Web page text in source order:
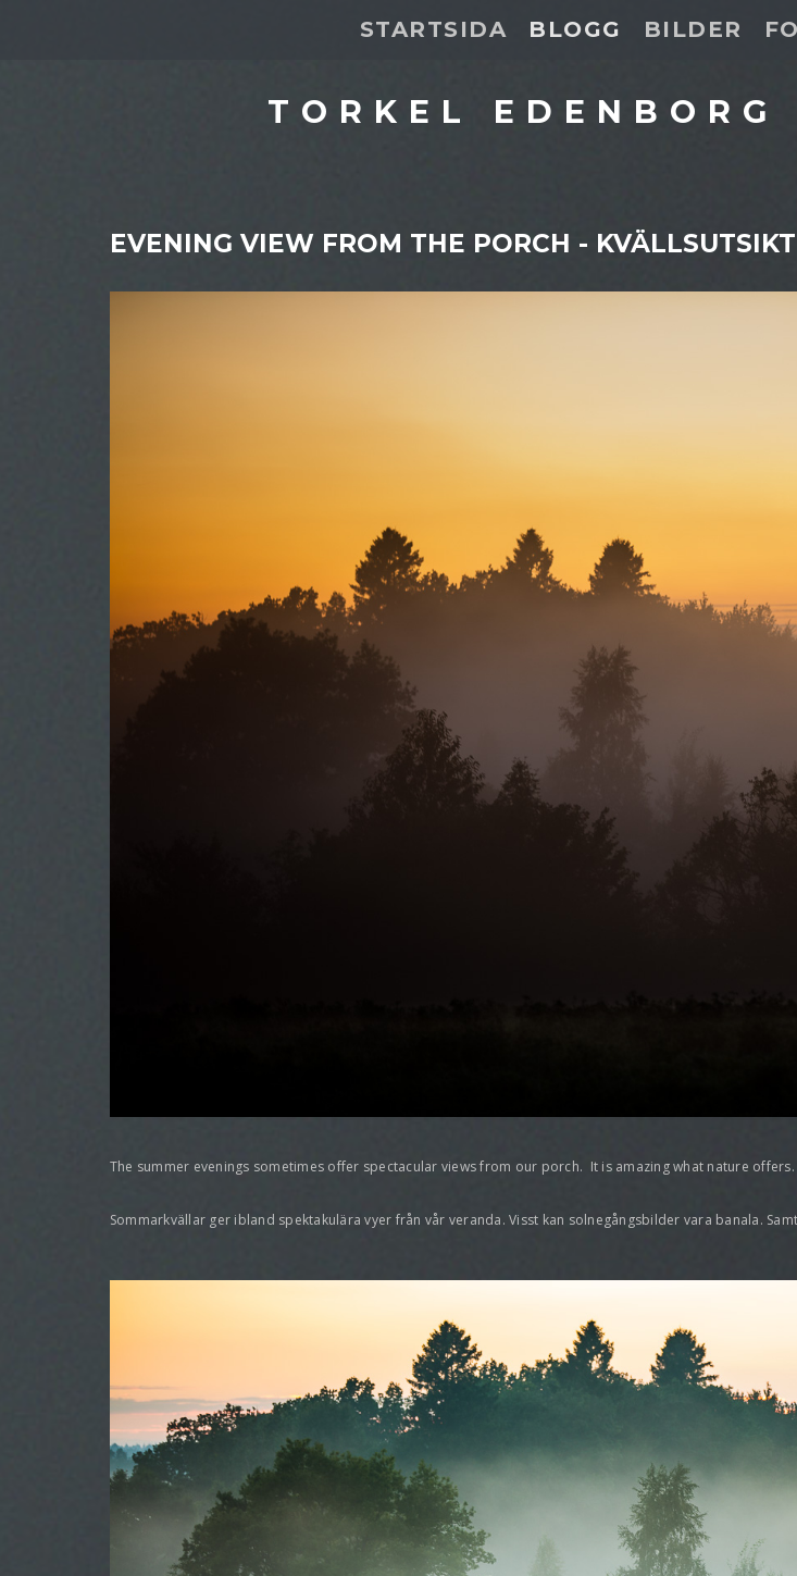
STARTSIDA BLOGG BILDER
TORKEL EDENBORG
EVENING VIEW FROM THE PORCH -
The summer evenings sometimes offer spectacular views from our porch. It is amazing what nature offers.
Sommarkvällar ger ibland spektakulära vyer från vår veranda. Visst kan solnegångsbilder vara banala.